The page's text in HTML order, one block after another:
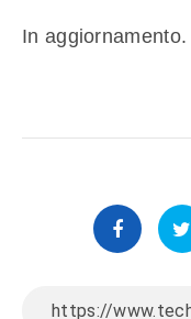
In aggiornamento.